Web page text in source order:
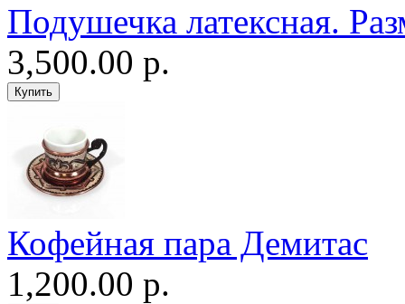
Подушечка латексная.
3,500.00 р.
Кофейная пара Демитас
1,200.00 р.